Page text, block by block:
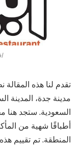
تقدم لنا هذه
مدينة جدة، المدينة
السعودية. ستجد
أطباقًا شهية من
المنطقة. تم تقييم